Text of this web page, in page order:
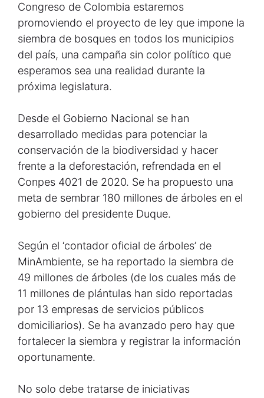
Congreso de Colombia estaremos
promoviendo el proyecto de ley que impone la
siembra de bosques en todos los municipios
del país, una campaña sin color político que
esperamos sea una realidad durante la
próxima legislatura.
Desde el Gobierno Nacional se han
desarrollado medidas para potenciar la
conservación de la biodiversidad y hacer
frente a la deforestación, refrendada en el
Conpes 4021 de 2020. Se ha propuesto una
meta de sembrar 180 millones de árboles en el
gobierno del presidente Duque.
Según el ‘contador oficial de árboles’ de
MinAmbiente, se ha reportado la siembra de
49 millones de árboles (de los cuales más de
11 millones de plántulas han sido reportadas
por 13 empresas de servicios públicos
domiciliarios). Se ha avanzado pero hay que
fortalecer la siembra y registrar la información
oportunamente.
No solo debe tratarse de iniciativas